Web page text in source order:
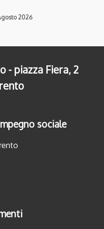
2026
- piazza Fiera, 2
sociale